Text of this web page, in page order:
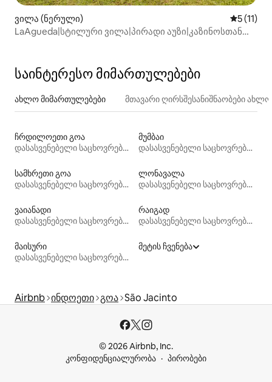
ვილა (ნერული) საშუალო
5 (11)
LaAgueda|სტილური ვილა|პირადი აუზი|კაზინოსთან
საინტერესო მიმართულებები
ახლო მიმართულებები მთავარი ღირსშესანიშნაობები
ჩრდილოეთი გოა
დასასვენებელი საცხოვრებლები
მუმბაი
დასასვენებელი საცხოვრებლები
სამხრეთი გოა
დასასვენებელი საცხოვრებლები
ლონავალა
დასასვენებელი საცხოვრებლები
ვაიანადი
დასასვენებელი საცხოვრებლები
რაიგად
დასასვენებელი საცხოვრებლები
მაისური
დასასვენებელი საცხოვრებლები
მეტის ჩვენება
Airbnb ინდოეთი გოა São Jacinto
© 2026 Airbnb, Inc.
კონფიდენციალურობა
პირობები